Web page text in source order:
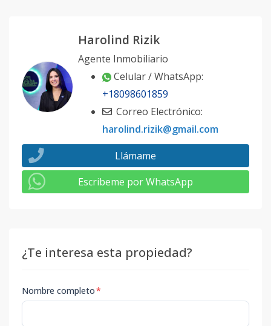
Harolind Rizik
Agente Inmobiliario
Celular / WhatsApp:
+18098601859
Correo Electrónico:
harolind.rizik@gmail.com
Llámame
Escribeme por WhatsApp
¿Te interesa esta propiedad?
Nombre completo*